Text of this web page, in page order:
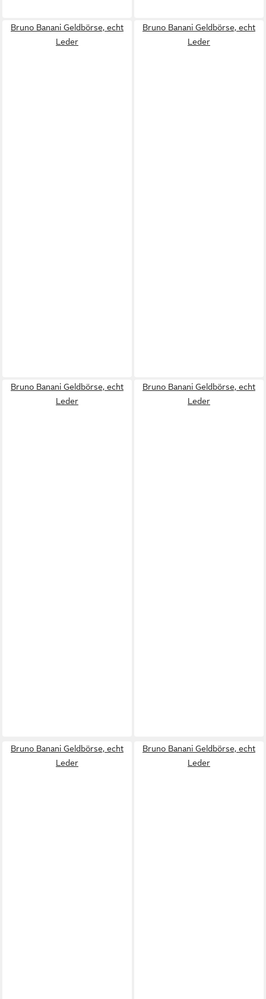
Bruno Banani Geldbörse, echt
Leder
Bruno Banani Geldbörse, echt
Leder
Bruno Banani Geldbörse, echt
Leder
Bruno Banani Geldbörse, echt
Leder
Bruno Banani Geldbörse, echt
Leder
Bruno Banani Geldbörse, echt
Leder